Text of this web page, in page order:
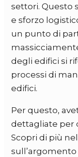
settori. Questo
e sforzo
un punto di
degli edifici si
processi di
edifici.
Per questo,
dettagliate per
Scopri di più
sull’argomento